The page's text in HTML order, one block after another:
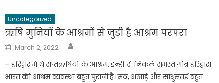
Uncategorized
ऋषि मुनियों के आश्रमों से जुड़ी है आश्रम परंपरा
Posted
on
March 2, 2022
– हरिद्वार में थे सप्तऋषियों के आश्रम, इन्हीं से निकले समस्त गोत्र हरिद्वार।
भारत की आश्रम व्यवस्था बहुत पुरानी है। मठ, अखाड़े और साधुसंतई बहुत